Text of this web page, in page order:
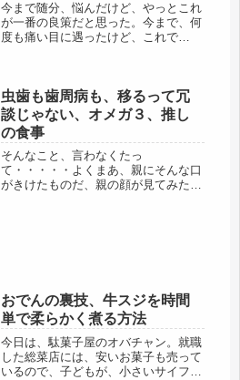
今まで随分、悩んだけど、やっとこれ
が一番の良策だと思った。今まで、何
度も痛い目に遇ったけど、これで
きなので、冷蔵庫はダメだし、涼しい
部屋で...
虫歯も歯周病も、移るって冗
談じゃない、オメガ３、推し
の食事
そんなこと、言わなくたっ
て・・・・・よくまあ、親にそんな口
がきけたものだ、親の顔が見てみた
おでんの裏技、牛スジを時間
単で柔らかく煮る方法
今日は、駄菓子屋のオバチャン。就職
した総菜店には、安いお菓子も売って
いるので、子どもが、小さいサイフを